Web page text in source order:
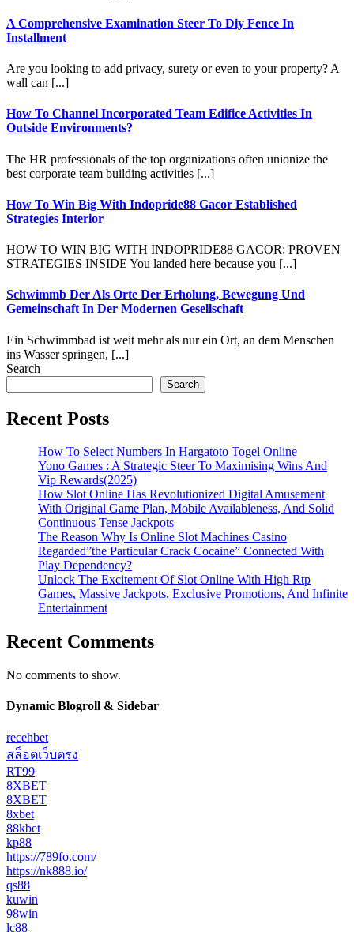
A Comprehensive Examination Steer To Diy Fence In
Installment
Are you looking to add privacy, surety or even to your property? A
wall can [...]
How To Channel Incorporated Team Edifice Activities In
Outside Environments?
The HR professionals of the top organizations often unionize the
best corporate team building activities [...]
How To Win Big With Indopride88 Gacor Established
Strategies Interior
HOW TO WIN BIG WITH INDOPRIDE88 GACOR: PROVEN
STRATEGIES INSIDE You landed here because you [...]
Schwimmb Der Als Orte Der Erholung, Bewegung Und
Gemeinschaft In Der Modernen Gesellschaft
Ein Schwimmbad ist weit mehr als nur ein Ort, an dem Menschen
ins Wasser springen, [...]
Search
Search
Recent Posts
How To Select Numbers In Hargatoto Togel Online
Yono Games : A Strategic Steer To Maximising Wins And
Vip Rewards(2025)
How Slot Online Has Revolutionized Digital Amusement
With Original Game Plan, Mobile Availableness, And Solid
Continuous Tense Jackpots
The Reason Why Is Online Slot Machines Casino
Regarded”the Particular Crack Cocaine” Connected With
Play Dependency?
Unlock The Excitement Of Slot Online With High Rtp
Games, Massive Jackpots, Exclusive Promotions, And Infinite
Entertainment
Recent Comments
No comments to show.
Dynamic Blogroll & Sidebar
recehbet
สล็อตเว็บตรง
RT99
8XBET
8XBET
8xbet
88kbet
kp88
https://789fo.com/
https://nk888.io/
qs88
kuwin
98win
lc88